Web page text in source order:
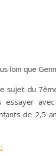
loin que
sujet du
essayer
de 2,5